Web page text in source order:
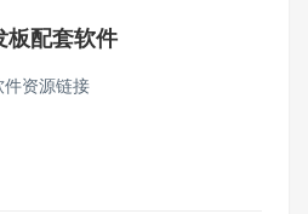
板配套软件
件资源链接